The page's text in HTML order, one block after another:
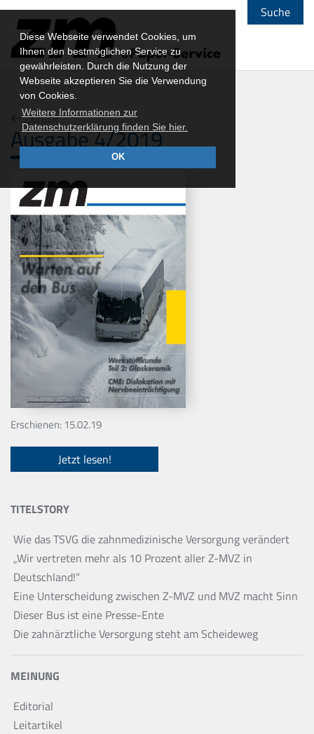
Diese Webseite verwendet Cookies, um
Ihnen den bestmöglichen Service zu
gewährleisten. Durch die Nutzung der
Webseite akzeptieren Sie die Verwendung
von Cookies.
Weitere Informationen zur
Datenschutzerklärung finden Sie hier.
OK
Suche
Ausgabe 4/2019
Zurück
Erschienen: 15.02.19
Jetzt lesen!
TITELSTORY
Wie das TSVG die zahnmedizinische Versorgung verändert
„Wir vertreten mehr als 10 Prozent aller Z-MVZ in
Deutschland!“
Eine Unterscheidung zwischen Z-MVZ und MVZ macht Sinn
Dieser Bus ist eine Presse-Ente
Die zahnärztliche Versorgung steht am Scheideweg
MEINUNG
Editorial
Leitartikel